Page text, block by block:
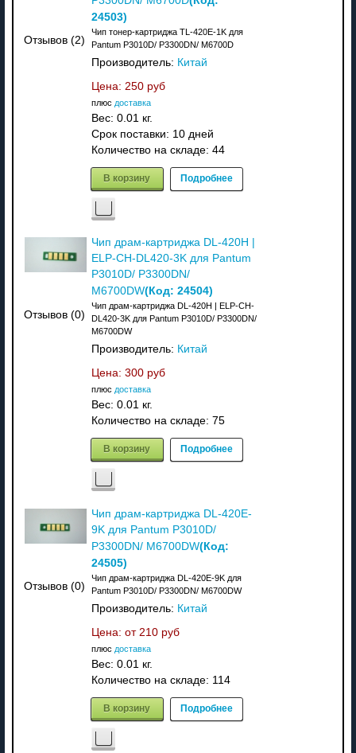
Отзывов (2)
24503)
Чип тонер-картриджа TL-420E-1K для
Pantum P3010D/ P3300DN/ M6700D
Производитель: Китай
Цена: 250 руб
плюс доставка
Вес: 0.01 кг.
Срок поставки: 10 дней
Количество на складе: 44
В корзину Подробнее
Отзывов (0)
Чип драм-картриджа DL-420H |
ELP-CH-DL420-3K для Pantum
P3010D/ P3300DN/
M6700DW(Код: 24504)
Чип драм-картриджа DL-420H | ELP-CH-
DL420-3K для Pantum P3010D/ P3300DN/
M6700DW
Производитель: Китай
Цена: 300 руб
плюс доставка
Вес: 0.01 кг.
Количество на складе: 75
В корзину Подробнее
Отзывов (0)
Чип драм-картриджа DL-420E-
9K для Pantum P3010D/
P3300DN/ M6700DW(Код:
24505)
Чип драм-картриджа DL-420E-9K для
Pantum P3010D/ P3300DN/ M6700DW
Производитель: Китай
Цена: от 210 руб
плюс доставка
Вес: 0.01 кг.
Количество на складе: 114
В корзину Подробнее